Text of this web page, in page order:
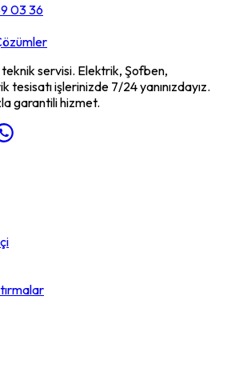
03 36
servisi. Elektrik, Şofben,
tesisatı işlerinizde 7/24 yanınızdayız.
garantili hizmet.